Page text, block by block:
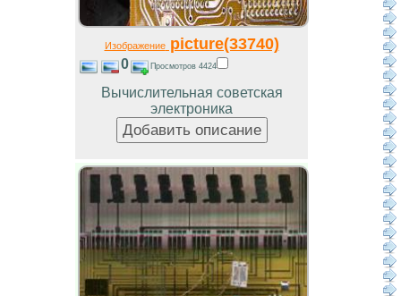
Изображениеpicture(33740)
0 Просмотров 4424
Вычислительная советская
электроника